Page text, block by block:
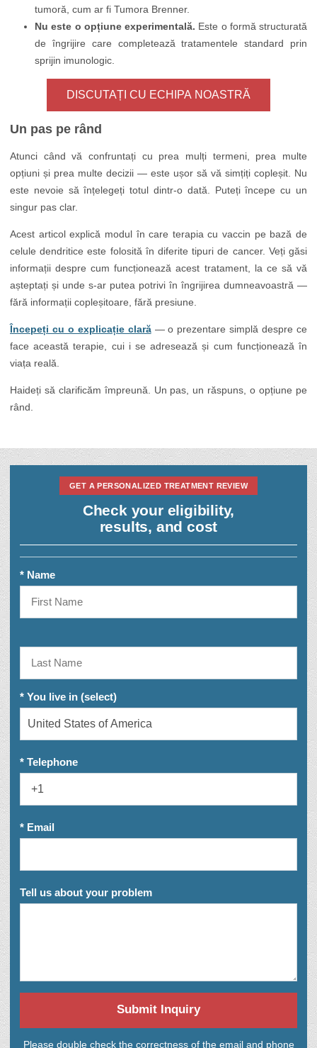
tumoră, cum ar fi Tumora Brenner.
Nu este o opțiune experimentală. Este o formă structurată
de îngrijire care completează tratamentele standard prin
sprijin imunologic.
DISCUTAȚI CU ECHIPA NOASTRĂ
Un pas pe rând
Atunci când vă confruntați cu prea mulți termeni, prea multe
opțiuni și prea multe decizii — este ușor să vă simțiți copleșit. Nu
este nevoie să înțelegeți totul dintr-o dată. Puteți începe cu un
singur pas clar.
Acest articol explică modul în care terapia cu vaccin pe bază de
celule dendritice este folosită în diferite tipuri de cancer. Veți găsi
informații despre cum funcționează acest tratament, la ce să vă
așteptați și unde s-ar putea potrivi în îngrijirea dumneavoastră —
fără informații copleșitoare, fără presiune.
Începeți cu o explicație clară— o prezentare simplă despre ce
face această terapie, cui i se adresează și cum funcționează în
viața reală.
Haideți să clarificăm împreună. Un pas, un răspuns, o opțiune pe
rând.
GET A PERSONALIZED TREATMENT REVIEW
Check your eligibility,
results, and cost
* Name
* You live in (select)
* Telephone
* Email
Tell us about your problem
Submit Inquiry
Please double check the correctness of the email and phone